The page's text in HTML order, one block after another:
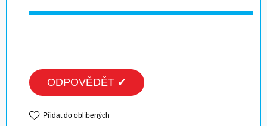
ODPOVĚDĚT ✔
Přidat do oblíbených